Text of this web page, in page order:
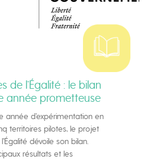
de l’Égalité : le bilan
année prometteuse
année d’expérimentation en
territoires pilotes, le projet
dévoile son bilan.
résultats et les